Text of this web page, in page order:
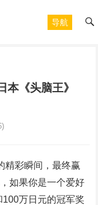
导航
《头脑王》
精彩瞬间，最终赢
如果你是一个爱好
万日元的冠军奖